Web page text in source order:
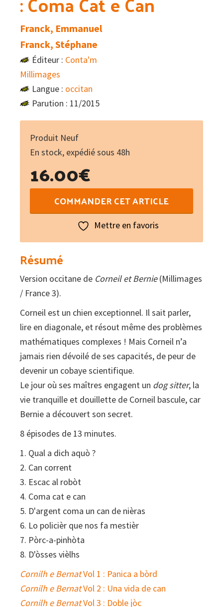
Franck, Emmanuel
Franck, Stéphane
Éditeur : Conta'm
Millimages
Langue : occitan
Parution : 11/2015
Produit Neuf
En stock, expédié sous 48h
16.00€
de
Bernat
Vol
6
:
Coma
Cat
e
Can
COMMANDER CET ARTICLE
Mettre en favoris
Résumé
Version occitane de Corneil et Bernie(Millimages
/ France 3).
Corneil est un chien exceptionnel. Il sait parler,
lire en diagonale, et résout même des problèmes
mathématiques complexes ! Mais Corneil n’a
jamais rien dévoilé de ses capacités, de peur de
devenir un cobaye scientifique.
Le jour où ses maîtres engagent un dog sitter, la
vie tranquille et douillette de Corneil bascule, car
Bernie a découvert son secret.
8 épisodes de 13 minutes.
1. Qual a dich aquò ?
2. Can corrent
3. Escac al robòt
4. Coma cat e can
5. D'argent coma un can de nièras
6. Lo policièr que nos fa mestièr
7. Pòrc-a-pinhòta
8. D'òsses vièlhs
Cornilh e BernatVol 1 : Panica a bòrd
Cornilh e BernatVol 2 : Una vida de can
Cornilh e BernatVol 3 : Doble jòc